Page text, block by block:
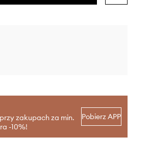
zakupach za min.
-10%!
Pobierz APP